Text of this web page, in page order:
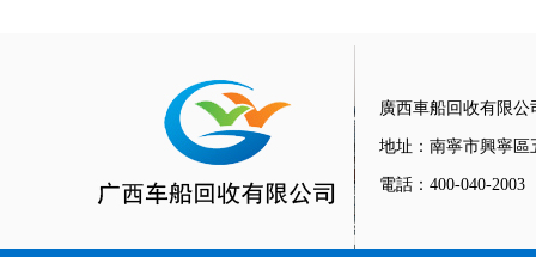
廣西車船回收有限公
地址：南寧市興寧
電話：400-040-2003